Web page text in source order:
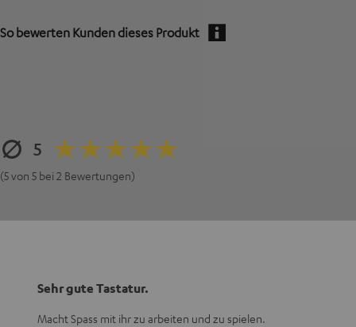
So bewerten Kunden dieses Produkt
5
(5 von 5 bei 2 Bewertungen)
Sehr gute Tastatur.
Macht Spass mit ihr zu arbeiten und zu spielen.